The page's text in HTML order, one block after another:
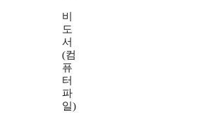
비
도
서
(컴
퓨
터
파
일)